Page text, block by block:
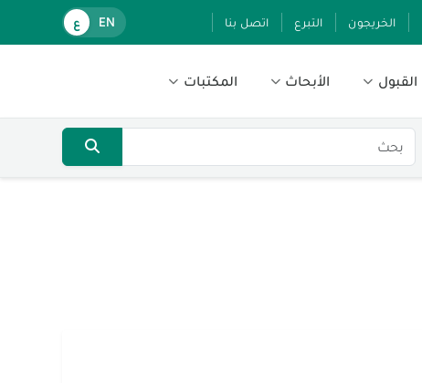
الخريجون التبرع اتصل بنا EN ع
القبول الأبحاث المكتبات